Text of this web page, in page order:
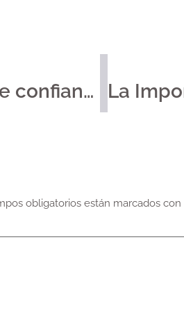
Descubra su clínica dental de confianza en el corazón del barrio de Gràcia
obligatorios están marcados con